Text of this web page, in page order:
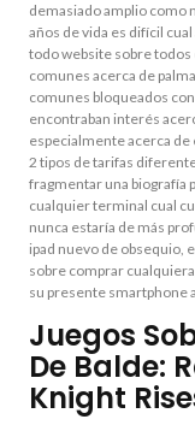
demasiado amplio como
años de vida es difícil
todo website sobre
comunes acerca de
comunes bloqueados
encontraban interés
especialmente acerca
2 tipos de tarifas
fragmentar una biografía
cualquier terminal cual
nunca estaría de más
ipad nuevo de obsequio,
sobre comprar
su presente smartphone
Juegos
De Balde:
Knight